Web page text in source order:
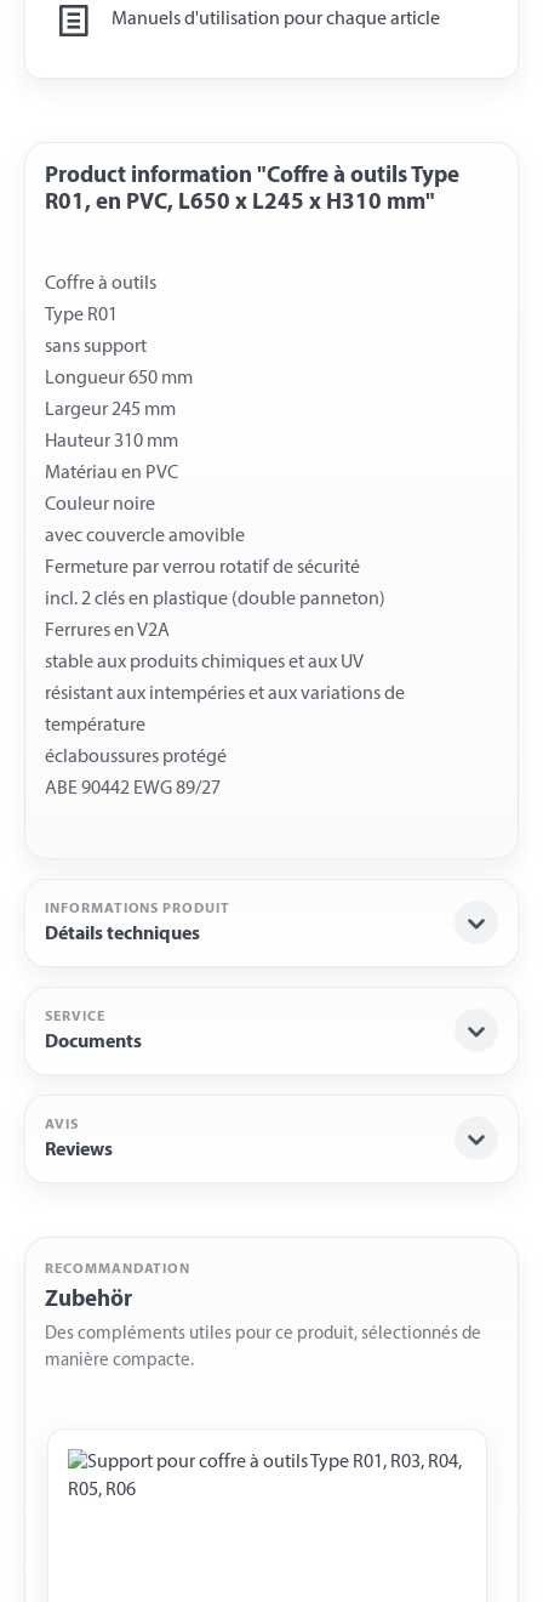
Manuels d'utilisation pour chaque article
Product information "Coffre à outils Type
R01, en PVC, L650 x L245 x H310 mm"
Coffre à outils
Type R01
sans support
Longueur 650 mm
Largeur 245 mm
Hauteur 310 mm
Matériau en PVC
Couleur noire
avec couvercle amovible
Fermeture par verrou rotatif de sécurité
incl. 2 clés en plastique (double panneton)
Ferrures en V2A
stable aux produits chimiques et aux UV
résistant aux intempéries et aux variations de
température
éclaboussures protégé
INFORMATIONS PRODUIT
Détails techniques
SERVICE
Documents
AVIS
Reviews
RECOMMANDATION
Zubehör
Des compléments utiles pour ce produit, sélectionnés de
manière compacte.